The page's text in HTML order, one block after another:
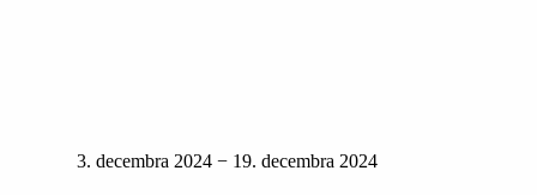
3. decembra 2024 − 19. decembra 2024